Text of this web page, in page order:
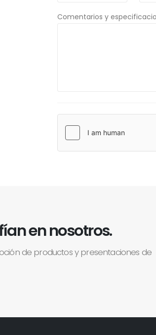
Comentarios y
en nosotros.
de productos y presentaciones de